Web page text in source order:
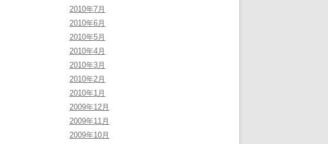
2010年7月
2010年6月
2010年5月
2010年4月
2010年3月
2010年2月
2010年1月
2009年12月
2009年11月
2009年10月